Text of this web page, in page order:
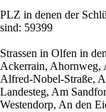
PLZ in denen der
sind: 59399
Strassen in Olfen in
Ackerrain, Ahornweg,
Alfred-Nobel-Straße,
Landesteg, Am
Westendorp, An den